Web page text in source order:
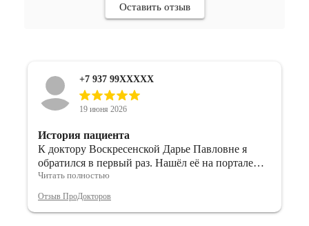
Оставить отзыв
+7 937 99XXXXX
19 июня 2026
История пациента
К доктору Воскресенской Дарье Павловне я
обратился в первый раз. Нашёл её на портале
ПроДокторов и выбрал именно этого
специалиста, ориентируясь на время записи и
отзывы других пациентов.
Читать полностью
Отзыв ПроДокторов